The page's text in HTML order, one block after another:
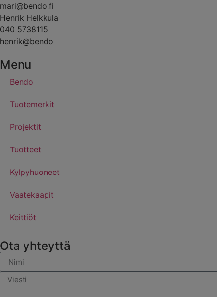
mari@bendo.fi
Henrik Helkkula
040 5738115
henrik@bendo
Menu
Bendo
Tuotemerkit
Projektit
Tuotteet
Kylpyhuoneet
Vaatekaapit
Keittiöt
Ota yhteyttä